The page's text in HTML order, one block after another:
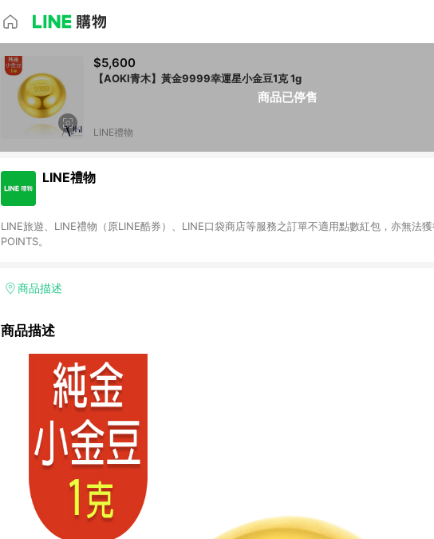
商品已停售
$5,600
【AOKI青木】黃金9999幸運星小金豆1克 1g
LINE禮物
LINE禮物
LINE旅遊、LINE禮物（原LINE酷券）、LINE口袋商店等服務之訂單不適用點數紅包，亦無法
POINTS。
商品描述
商品描述